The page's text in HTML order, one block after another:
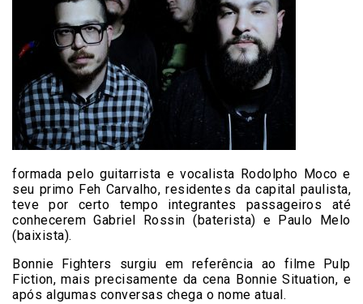
formada pelo guitarrista e vocalista Rodolpho Moco e
seu primo Feh Carvalho, residentes da capital paulista,
teve por certo tempo integrantes passageiros até
conhecerem Gabriel Rossin (baterista) e Paulo Melo
(baixista).
Bonnie Fighters surgiu em referência ao filme Pulp
Fiction, mais precisamente da cena Bonnie Situation, e
após algumas conversas chega o nome atual.